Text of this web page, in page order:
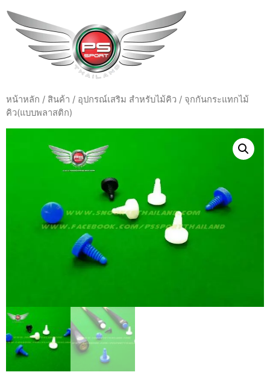
หน้าหลัก / สินค้า / อุปกรณ์เสริม สำหรับไม้คิว / จุกกันกระแทกไม้
คิว(แบบพลาสติก)